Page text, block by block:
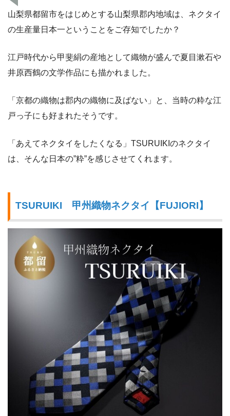
山梨県都留市をはじめとする山梨県郡内地域は、ネクタイ
の生産量日本一ということをご存知でしたか？
江戸時代から甲斐絹の産地として織物が盛んで夏目漱石や
井原西鶴の文学作品にも描かれました。
「京都の織物は郡内の織物に及ばない」と、当時の粋な江
戸っ子にも好まれたそうです。
「あえてネクタイをしたくなる」TSURUIKIのネクタイ
は、そんな日本の”粋”を感じさせてくれます。
TSURUIKI 甲州織物ネクタイ【FUJIORI】